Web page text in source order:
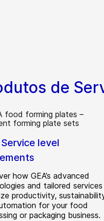
de
Service level
how GEA’s advanced
and tailored services
productivity,
for your food
or packaging business.